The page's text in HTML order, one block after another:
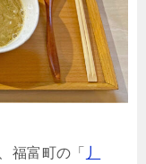
福富町の「
丿